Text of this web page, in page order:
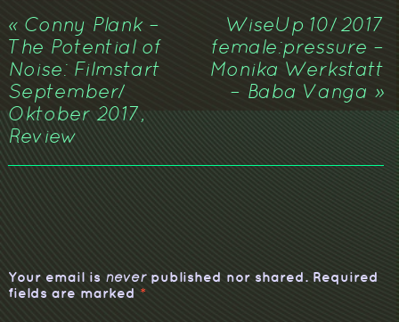
« Conny Plank –
The Potential of
Noise: Filmstart
September/
Oktober 2017,
Review
WiseUp 10/2017
female:pressure –
Monika Werkstatt
– Baba Vanga »
Your email is neverpublished nor shared. Required
fields are marked *